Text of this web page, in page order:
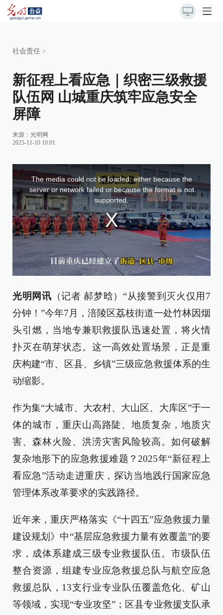
社会责任 >
新征程上看应急｜织密三级救援
队伍网 山城重庆筑牢应急安全
屏障
来源： 光明网
2025-11-10 10:01
This
is
a
modal
window.
The media could not be loaded, either because the
server or network failed or because the format is not
supported.
光明网讯 （记者 郝梦晗）“从接警到灭火仅用7
分钟！”今年7月，涪陵区荔枝街道一处竹林因烟
头引燃，当地专兼职救援队迅速处置，将火情
扑灭在萌芽状态。这一高效处置场景，正是重
庆构建“市、区县、乡镇”三级应急救援体系的生
动缩影。
作为集“大城市、大农村、大山区、大库区”于一
体的城市，重庆山高路陡、地质复杂，地质灾
害、森林火险、洪涝灾害风险较高。如何破解
复杂地形下的应急救援难题？2025年“新征程上
看应急”活动走进重庆，探访当地践行国家应急
管理体系改革要求的实践路径。
近年来，重庆严格落实《“十四五”应急救援力量
建设规划》中“基层应急救援力量有效覆盖”的要
求，成体系建成三级专业救援队伍。市级队伍
整合资源，组建专业应急救援总队与航空应急
救援总队，13支行业专业队伍覆盖危化、矿山
等领域，实现“专业攻坚”；区县专业救援支队承